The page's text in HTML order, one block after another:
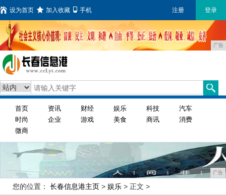
设为首页 加入收藏 手机 注册 登录
广告
首页 资讯 财经 娱乐 科技
汽车
时尚
企业 游戏 美食 商讯
消费
微商
广告
您的位置： 长春信息港主页 > 娱乐 > 正文 >